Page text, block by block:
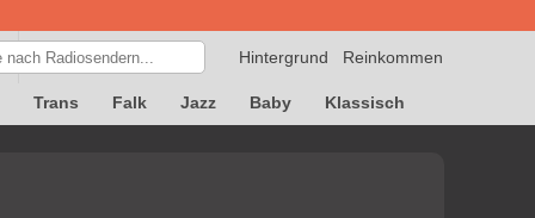
Reinkommen
Hintergrund
Trans Falk Jazz Baby Klassisch